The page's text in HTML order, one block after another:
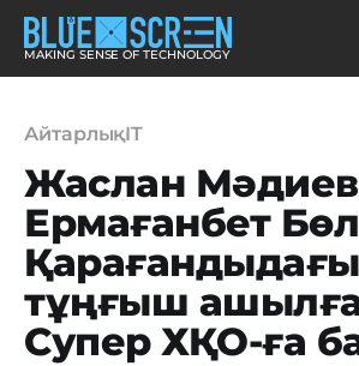
MAKING SENSE OF TECHNOLOGY
АйтарлықIT
Жаслан
Ермағанбет
Қарағандыдағы
тұңғыш
Супер ХҚО-ға